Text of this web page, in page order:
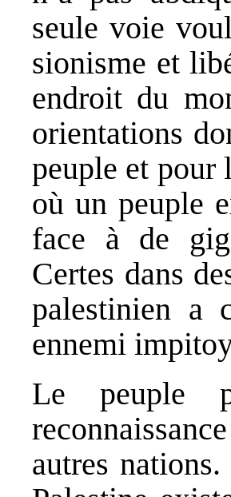
seule voie
sionisme et
endroit du
orientations
peuple et pour
où un peuple
face à de
Certes dans
palestinien a
ennemi
Le peuple
autres